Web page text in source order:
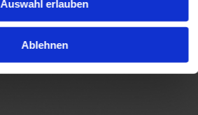
Auswahl erlauben
Ablehnen